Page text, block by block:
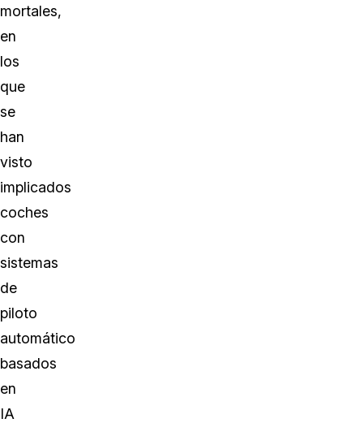
mortales,
en
los
que
se
han
visto
implicados
coches
con
sistemas
de
piloto
automático
basados
en
IA